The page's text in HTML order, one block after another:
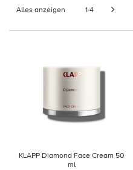
Alles anzeigen 1/4
KLAPP Diamond Face Cream 50
ml